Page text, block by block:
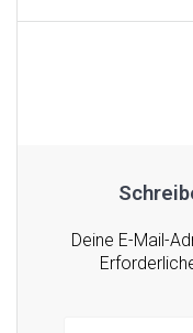
Deine E-Mail-